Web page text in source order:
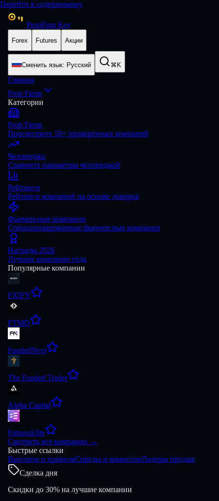
Перейти к содержимому
PropFirm Key
Forex Futures Акции
Сменить язык: Русский ⌘K
Главная
Prop Firms
Категории
Prop Firms
Просмотрите 50+ проверенных компаний
Челленджи
Сравните параметры челленджей
Рейтинги
Рейтинги компаний на основе доверия
Фьючерсные компании
Специализированные фьючерсные компании
Награды 2026
Лучшие компании года
Популярные компании
FXIFY
FTMO
FundedNext
The Funded Trader
Alpha Capital
FuturesElite
Смотреть все компании →
Быстрые ссылки
Выплаты и правилаСпреды и комиссииЛидеры продаж
Сделка дня
Скидки до 30% на лучшие компании